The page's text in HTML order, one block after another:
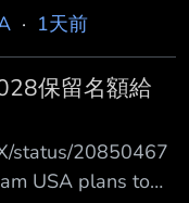
到 Anthony
合作關係的一個
關於球員延長合
不過，今天這個
· 1天前
保留名額給
status/20850467
USA plans to